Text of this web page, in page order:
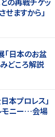
ますから」
「日本のお盆
どころ解説
日本プロレス」
モニー…会場